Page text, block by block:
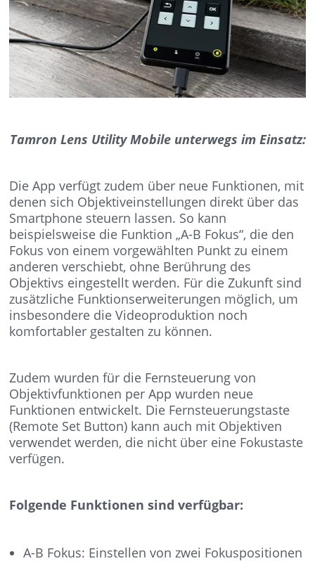
Tamron Lens Utility Mobile unterwegs im Einsatz:
Die App verfügt zudem über neue Funktionen, mit
denen sich Objektiveinstellungen direkt über das
Smartphone steuern lassen. So kann
beispielsweise die Funktion „A-B Fokus“, die den
Fokus von einem vorgewählten Punkt zu einem
anderen verschiebt, ohne Berührung des
Objektivs eingestellt werden. Für die Zukunft sind
zusätzliche Funktionserweiterungen möglich, um
insbesondere die Videoproduktion noch
komfortabler gestalten zu können.
Zudem wurden für die Fernsteuerung von
Objektivfunktionen per App wurden neue
Funktionen entwickelt. Die Fernsteuerungstaste
(Remote Set Button) kann auch mit Objektiven
verwendet werden, die nicht über eine Fokustaste
verfügen.
Folgende Funktionen sind verfügbar:
A-B Fokus: Einstellen von zwei Fokuspositionen